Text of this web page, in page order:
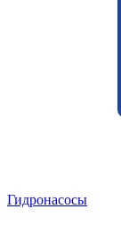
Гидронасосы